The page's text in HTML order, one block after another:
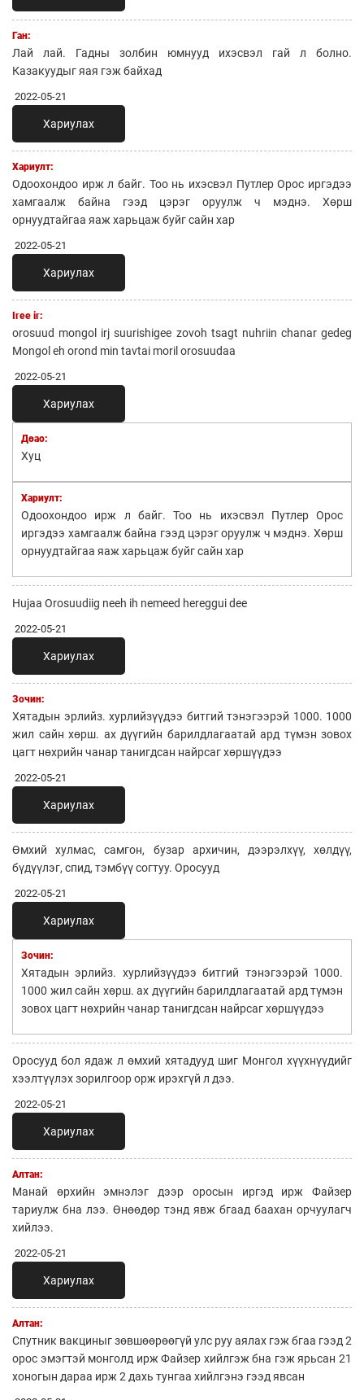
Ган:
Лай лай. Гадны золбин юмнууд ихэсвэл гай л болно.
Казакуудыг яая гэж байхад
2022-05-21
Хариулах
Хариулт:
Одоохондоо ирж л байг. Тоо нь ихэсвэл Путлер Орос иргэдээ
хамгаалж байна гээд цэрэг оруулж ч мэднэ. Хөрш
орнуудтайгаа яаж харьцаж буйг сайн хар
2022-05-21
Хариулах
Iree ir:
orosuud mongol irj suurishigee zovoh tsagt nuhriin chanar gedeg
Mongol eh orond min tavtai moril orosuudaa
2022-05-21
Хариулах
Дөао:
Хуц
Хариулт:
Одоохондоо ирж л байг. Тоо нь ихэсвэл Путлер Орос
иргэдээ хамгаалж байна гээд цэрэг оруулж ч мэднэ. Хөрш
орнуудтайгаа яаж харьцаж буйг сайн хар
Hujaa Orosuudiig neeh ih nemeed hereggui dee
2022-05-21
Хариулах
Зочин:
Хятадын эрлийз. хурлийзүүдээ битгий тэнэгээрэй 1000. 1000
жил сайн хөрш. ах дүүгийн барилдлагаатай ард түмэн зовох
цагт нөхрийн чанар танигдсан найрсаг хөршүүдээ
2022-05-21
Хариулах
Өмхий хулмас, самгон, бузар архичин, дээрэлхүү, хөлдүү,
бүдүүлэг, спид, тэмбүү согтуу. Оросууд
2022-05-21
Хариулах
Зочин:
Хятадын эрлийз. хурлийзүүдээ битгий тэнэгээрэй 1000.
1000 жил сайн хөрш. ах дүүгийн барилдлагаатай ард түмэн
зовох цагт нөхрийн чанар танигдсан найрсаг хөршүүдээ
Оросууд бол ядаж л өмхий хятадууд шиг Монгол хүүхнүүдийг
хээлтүүлэх зорилгоор орж ирэхгүй л дээ.
2022-05-21
Хариулах
Алтан:
Манай өрхийн эмнэлэг дээр оросын иргэд ирж Файзер
тариулж бна лээ. Өнөөдөр тэнд явж бгаад баахан орчуулагч
хийлээ.
2022-05-21
Хариулах
Алтан:
Спутник вакциныг зөвшөөрөөгүй улс руу аялах гэж бгаа гээд 2
орос эмэгтэй монголд ирж Файзер хийлгэж бна гэж ярьсан 21
хоногын дараа ирж 2 дахь тунгаа хийлгэнэ гээд явсан